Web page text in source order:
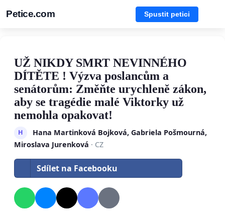
Petice.com Spustit petici
UŽ NIKDY SMRT NEVINNÉHO
DÍTĚTE ! Výzva poslancům a
senátorům: Změňte urychleně zákon,
aby se tragédie malé Viktorky už
nemohla opakovat!
H
Hana Martinková Bojková, Gabriela Pošmourná,
Miroslava Jurenková · CZ
Sdílet na Facebooku